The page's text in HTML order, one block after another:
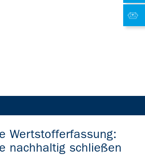
Wertstofferfassung:
nachhaltig schließen